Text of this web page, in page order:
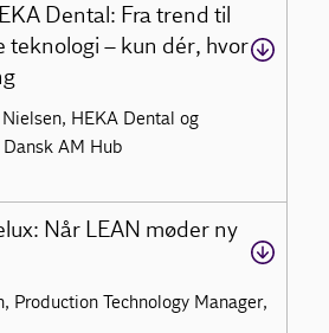
Dental: Fra trend til
– kun dér, hvor
HEKA Dental og
AM Hub
Når LEAN møder ny
Production Technology Manager,